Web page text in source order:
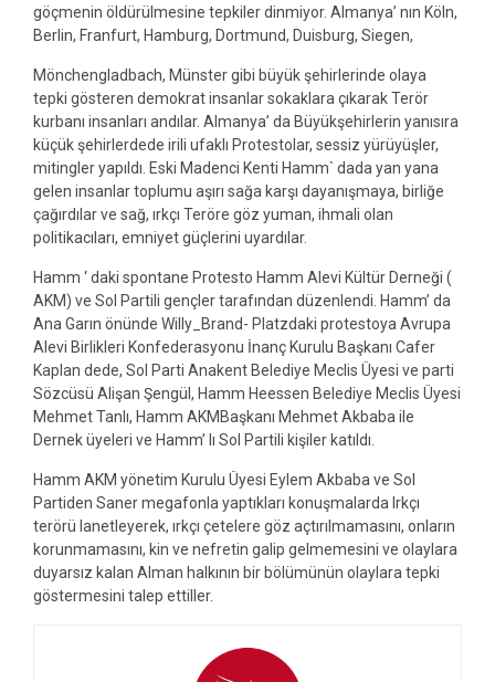
göçmenin öldürülmesine tepkiler dinmiyor. Almanya’ nın Köln,
Berlin, Franfurt, Hamburg, Dortmund, Duisburg, Siegen,
Mönchengladbach, Münster gibi büyük şehirlerinde olaya
tepki gösteren demokrat insanlar sokaklara çıkarak Terör
kurbanı insanları andılar. Almanya’ da Büyükşehirlerin yanısıra
küçük şehirlerdede irili ufaklı Protestolar, sessiz yürüyüşler,
mitingler yapıldı. Eski Madenci Kenti Hamm` dada yan yana
gelen insanlar toplumu aşırı sağa karşı dayanışmaya, birliğe
çağırdılar ve sağ, ırkçı Teröre göz yuman, ihmali olan
politikacıları, emniyet güçlerini uyardılar.
Hamm ‘ daki spontane Protesto Hamm Alevi Kültür Derneği (
AKM) ve Sol Partili gençler tarafından düzenlendi. Hamm’ da
Ana Garın önünde Willy_Brand- Platzdaki protestoya Avrupa
Alevi Birlikleri Konfederasyonu İnanç Kurulu Başkanı Cafer
Kaplan dede, Sol Parti Anakent Belediye Meclis Üyesi ve parti
Sözcüsü Alişan Şengül, Hamm Heessen Belediye Meclis Üyesi
Mehmet Tanlı, Hamm AKMBaşkanı Mehmet Akbaba ile
Dernek üyeleri ve Hamm’ lı Sol Partili kişiler katıldı.
Hamm AKM yönetim Kurulu Üyesi Eylem Akbaba ve Sol
Partiden Saner megafonla yaptıkları konuşmalarda Irkçı
terörü lanetleyerek, ırkçı çetelere göz açtırılmamasını, onların
korunmamasını, kin ve nefretin galip gelmemesini ve olaylara
duyarsız kalan Alman halkının bir bölümünün olaylara tepki
göstermesini talep ettiller.